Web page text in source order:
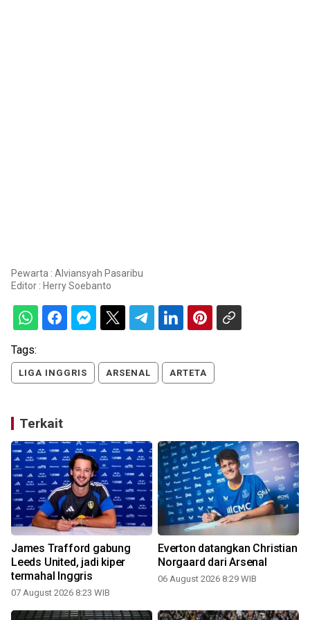
Pewarta : Alviansyah Pasaribu
Editor : Herry Soebanto
Tags:
LIGA INGGRIS ARSENAL ARTETA
Terkait
James Trafford gabung
Leeds United, jadi kiper
termahal Inggris
07 August 2026 8:23 WIB
Everton datangkan Christian
Norgaard dari Arsenal
06 August 2026 8:29 WIB